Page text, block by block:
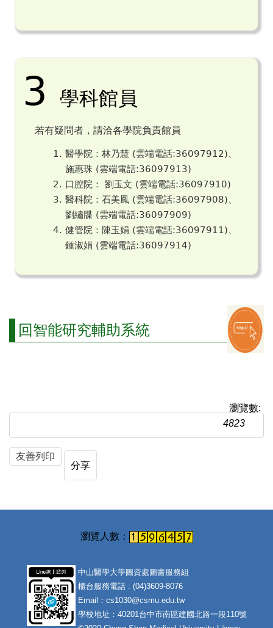
3 學科館員
若有疑問者，請洽各學院負責館員
醫學院：林乃慧 (雲端電話:36097912)、
施惠珠 (雲端電話:36097913)
口腔院： 劉玉文 (雲端電話:36097910)
醫科院：石美鳳 (雲端電話:36097908)、
劉繡牒 (雲端電話:36097909)
健管院：陳玉娟 (雲端電話:36097911)、
鍾淑娟 (雲端電話:36097914)
回智能研究輔助系統
瀏覽數:
4823
友善列印
分享
中山醫學大學圖資處圖書服務組
櫃台服務電話 : (04)3609-8076
Email：cs1030@csmu.edu.tw
學校地址：40201台中市南區建國北路一段110號